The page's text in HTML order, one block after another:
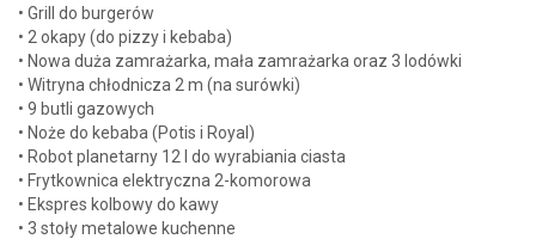
• Grill do burgerów
• 2 okapy (do pizzy i kebaba)
• Nowa duża zamrażarka, mała zamrażarka oraz 3 lodówki
• Witryna chłodnicza 2 m (na surówki)
• 9 butli gazowych
• Noże do kebaba (Potis i Royal)
• Robot planetarny 12 l do wyrabiania ciasta
• Frytkownica elektryczna 2-komorowa
• Ekspres kolbowy do kawy
• 3 stoły metalowe kuchenne